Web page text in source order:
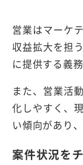
営業はマーケ
収益拡大を担
に提供する義
また、営業活
化しやすく、
い傾向があり
案件状況を